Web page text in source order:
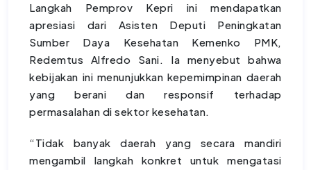
Langkah Pemprov Kepri ini mendapatkan
apresiasi dari Asisten Deputi Peningkatan
Sumber Daya Kesehatan Kemenko PMK,
Redemtus Alfredo Sani. Ia menyebut bahwa
kebijakan ini menunjukkan kepemimpinan daerah
yang berani dan responsif terhadap
permasalahan di sektor kesehatan.
“Tidak banyak daerah yang secara mandiri
mengambil langkah konkret untuk mengatasi